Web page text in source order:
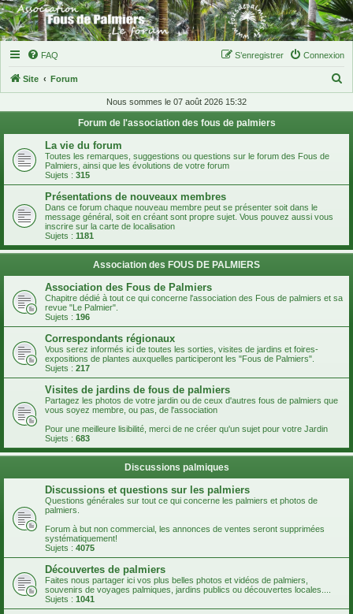
FAQ Connexion
S’enregistrer
Site Forum
h
r
Nous sommes le 07 août 2026 15:32
Forum de l'association des fous de palmiers
La vie du forum
Toutes les remarques, suggestions ou questions sur le forum des Fous de
Palmiers, ainsi que les évolutions de votre forum
Sujets : 315
Présentations de nouveaux membres
Dans ce forum chaque nouveau membre peut se présenter soit dans le
message général, soit en créant sont propre sujet. Vous pouvez aussi vous
inscrire sur la carte de localisation
Sujets : 1181
Association des FOUS DE PALMIERS
Association des Fous de Palmiers
Chapitre dédié à tout ce qui concerne l'association des Fous de palmiers et sa
revue "Le Palmier".
Sujets : 196
Correspondants régionaux
Vous serez informés ici de toutes les sorties, visites de jardins et foires-
expositions de plantes auxquelles participeront les "Fous de Palmiers".
Sujets : 217
Visites de jardins de fous de palmiers
Partagez les photos de votre jardin ou de ceux d'autres fous de palmiers que
vous soyez membre, ou pas, de l'association
Pour une meilleure lisibilité, merci de ne créer qu'un sujet pour votre Jardin
Sujets : 683
Discussions palmiques
Discussions et questions sur les palmiers
Questions générales sur tout ce qui concerne les palmiers et photos de
palmiers.
Forum à but non commercial, les annonces de ventes seront supprimées
systématiquement!
Sujets : 4075
Découvertes de palmiers
Faites nous partager ici vos plus belles photos et vidéos de palmiers,
souvenirs de voyages palmiques, jardins publics ou découvertes locales....
Sujets : 1041